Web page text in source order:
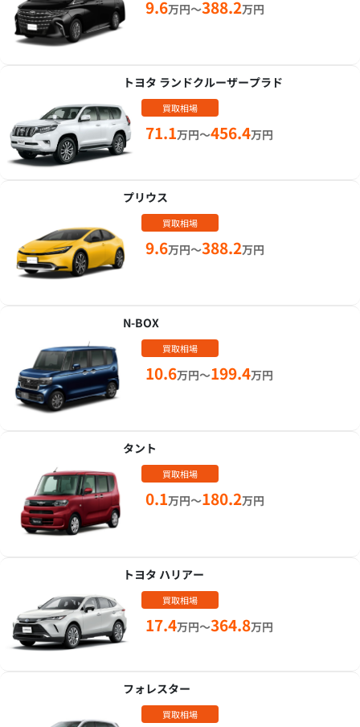
9.6万円～388.2万円
トヨタ ランドクルーザープラド
買取相場
71.1万円～456.4万円
プリウス
買取相場
9.6万円～388.2万円
N-BOX
買取相場
10.6万円～199.4万円
タント
買取相場
0.1万円～180.2万円
トヨタ ハリアー
買取相場
17.4万円～364.8万円
フォレスター
買取相場